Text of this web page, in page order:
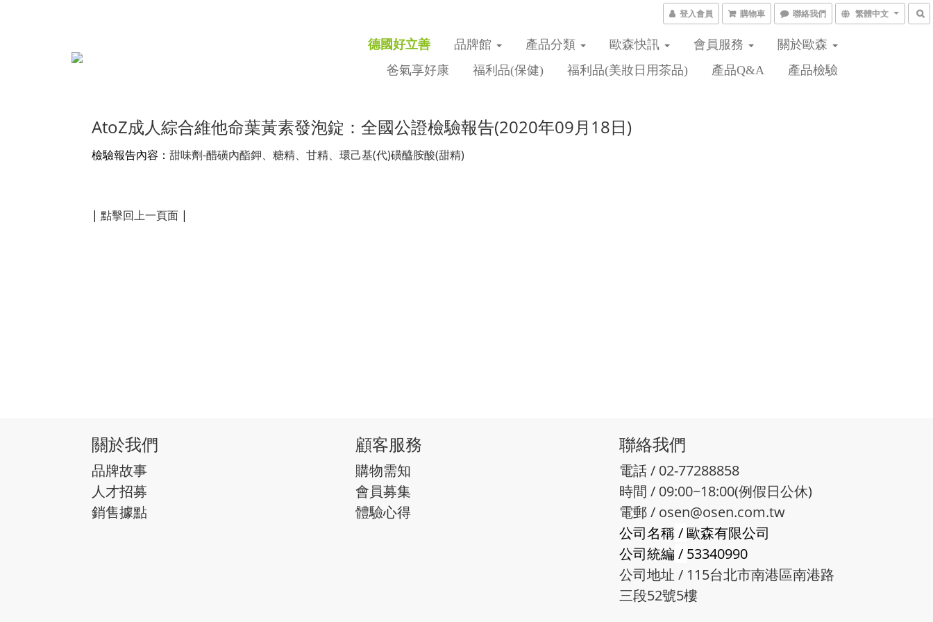
登入會員 購物車 聯絡我們 繁體中文
德國好立善 品牌館 產品分類 歐森快訊 會員服務
關於歐森
爸氣享好康
福利品(保健) 福利品(美妝日用茶品) 產品Q&A 產品檢驗
AtoZ成人綜合維他命葉黃素發泡錠：全國公證檢驗報告(2020年09月18日)
檢驗報告內容： 甜味劑-醋磺內酯鉀、糖精、甘精、環己基(代)磺醯胺酸(甜精)
| 點擊回上一頁面 |
關於我們
品牌故事
人才招募
銷售據點
顧客服務
購物需知
會員募集
體驗心得
聯絡我們
電話 / 02-77288858
時間 / 09:00~18:00(例假日公休)
電郵 / osen@osen.com.tw
公司名稱/歐森有限公司
公司統編 / 53340990
公司地址 / 115台北市南港區南港路
三段52號5樓